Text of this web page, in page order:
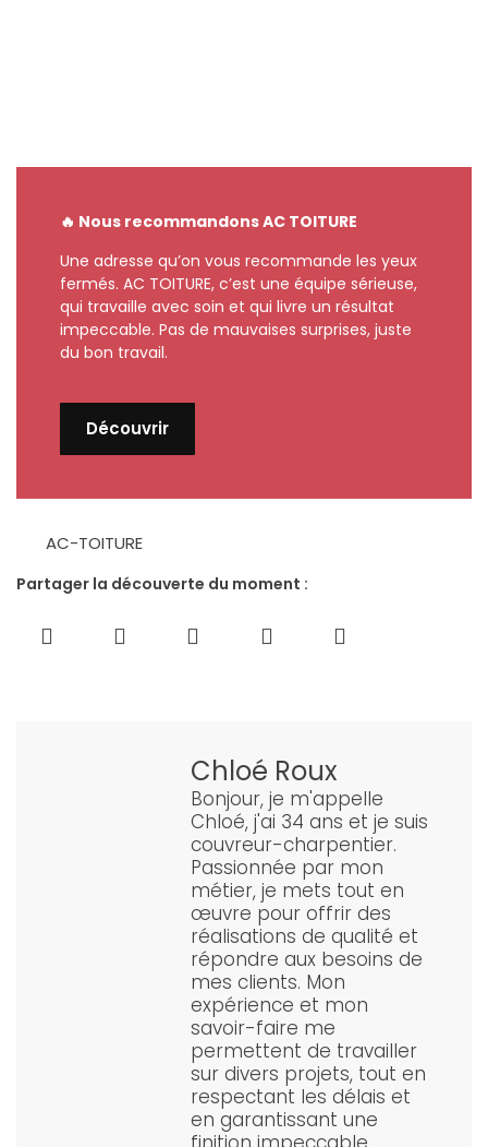
🔥 Nous recommandons AC TOITURE
Une adresse qu’on vous recommande les yeux
fermés. AC TOITURE, c’est une équipe sérieuse,
qui travaille avec soin et qui livre un résultat
impeccable. Pas de mauvaises surprises, juste
du bon travail.
Découvrir
AC-TOITURE
Partager la découverte du moment :
Chloé Roux
Bonjour, je m'appelle
Chloé, j'ai 34 ans et je suis
couvreur-charpentier.
Passionnée par mon
métier, je mets tout en
œuvre pour offrir des
réalisations de qualité et
répondre aux besoins de
mes clients. Mon
expérience et mon
savoir-faire me
permettent de travailler
sur divers projets, tout en
respectant les délais et
en garantissant une